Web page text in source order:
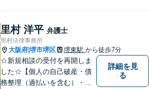
イス致しますので、お気軽に
ご相談ください。
里村 洋平 弁護士
里村法律事務所
大阪府 堺市堺区 堺東駅 から徒歩7分
☆新規相談の受付を再開しま
した☆【個人の自己破産・債
務整理（過払いを含む）・法
詳細を見
る